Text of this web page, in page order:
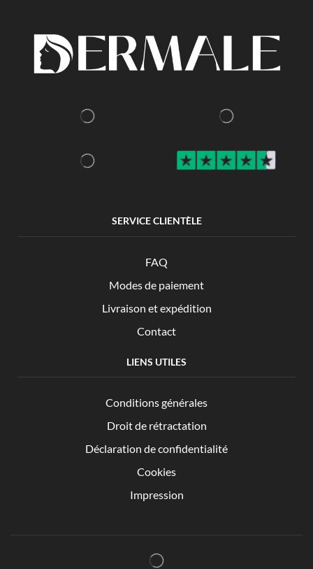
SERVICE CLIENTÈLE
FAQ
Modes de paiement
Livraison et expédition
Contact
LIENS UTILES
Conditions générales
Droit de rétractation
Déclaration de confidentialité
Cookies
Impression